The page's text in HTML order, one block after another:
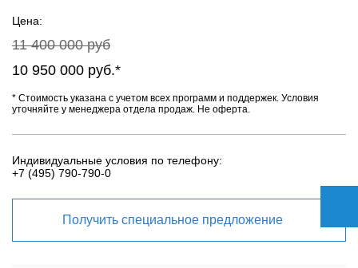
Цена:
11 400 000 руб
10 950 000 руб.*
* Стоимость указана с учетом всех программ и поддержек. Условия
уточняйте у менеджера отдела продаж. Не оферта.
Индивидуальные условия по телефону:
+7 (495) 790-790-0
Получить специальное предложение